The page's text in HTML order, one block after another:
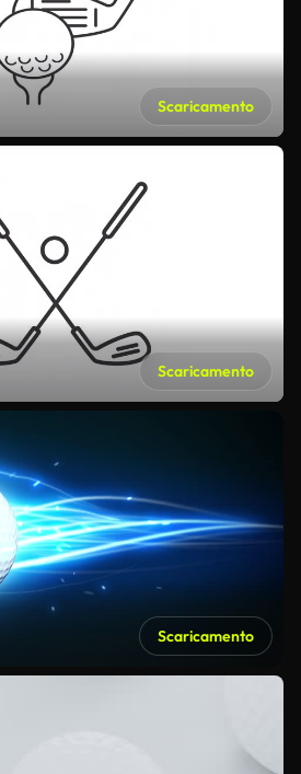
Scaricamento
Scaricamento
Scaricamento